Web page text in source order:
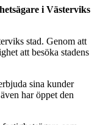
i Västerviks
stad. Genom att
att besöka stadens
sina kunder
har öppet den